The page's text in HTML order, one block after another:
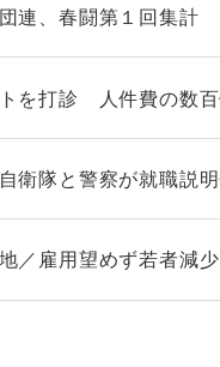
連、春闘第１回集計
を打診 人件費の数
衛隊と警察が就職説
／雇用望めず若者減少